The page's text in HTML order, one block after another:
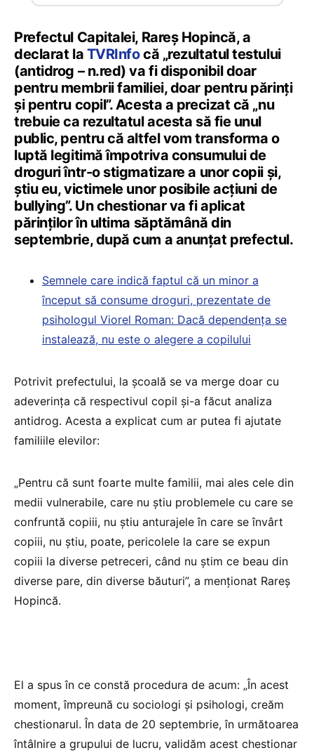
Prefectul Capitalei, Rareș Hopincă, a
declarat la TVRInfocă „rezultatul testului
(antidrog – n.red) va fi disponibil doar
pentru membrii familiei, doar pentru părinți
și pentru copil”. Acesta a precizat că „nu
trebuie ca rezultatul acesta să fie unul
public, pentru că altfel vom transforma o
luptă legitimă împotriva consumului de
droguri într-o stigmatizare a unor copii și,
știu eu, victimele unor posibile acțiuni de
bullying”. Un chestionar va fi aplicat
părinților în ultima săptămână din
septembrie, după cum a anunțat prefectul.
Semnele care indică faptul că un minor a
început să consume droguri, prezentate de
psihologul Viorel Roman: Dacă dependența se
instalează, nu este o alegere a copilului
Potrivit prefectului, la școală se va merge doar cu
adeverința că respectivul copil și-a făcut analiza
antidrog. Acesta a explicat cum ar putea fi ajutate
familiile elevilor:
„Pentru că sunt foarte multe familii, mai ales cele din
medii vulnerabile, care nu știu problemele cu care se
confruntă copiii, nu știu anturajele în care se învârt
copiii, nu știu, poate, pericolele la care se expun
copiii la diverse petreceri, când nu știm ce beau din
diverse pare, din diverse băuturi”, a menționat Rareș
Hopincă.
El a spus în ce constă procedura de acum: „În acest
moment, împreună cu sociologi și psihologi, creăm
chestionarul. În data de 20 septembrie, în următoarea
întâlnire a grupului de lucru, validăm acest chestionar